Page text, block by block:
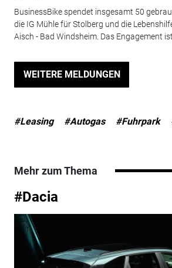
BusinessBike spendet insgesamt 50
die IG Mühle für Stolberg und die
Aisch - Bad Windsheim. Das Engagement ist
WEITERE MELDUNGEN
#Leasing #Autogas #Fuhrpark
Mehr zum Thema
#Dacia